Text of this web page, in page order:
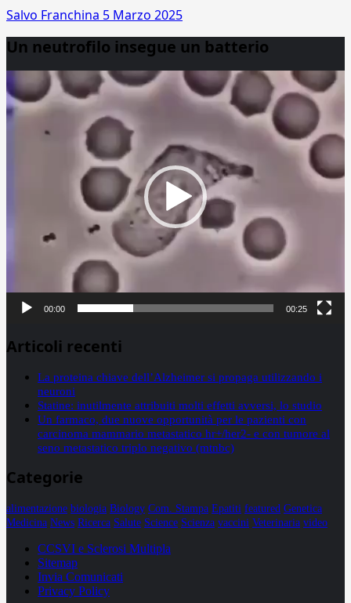
Salvo Franchina 5 Marzo 2025
Un neutrofilo insegue un batterio
Player
00:00 00:25
Articoli recenti
La proteina chiave dell’Alzheimer si propaga utilizzando i
neuroni
Statine: inutilmente attribuiti molti effetti avversi, lo studio
Un farmaco, due nuove opportunità per le pazienti con
carcinoma mammario metastatico hr+/her2- e con tumore al
seno metastatico triplo negativo (mtnbc)
Categorie
alimentazione biologia Biology Com. Stampa Epatiti featured Genetica
Medicina News Ricerca Salute Science Scienza vaccini Veterinaria video
CCSVI e Sclerosi Multipla
Sitemap
Invia Comunicati
Privacy Policy